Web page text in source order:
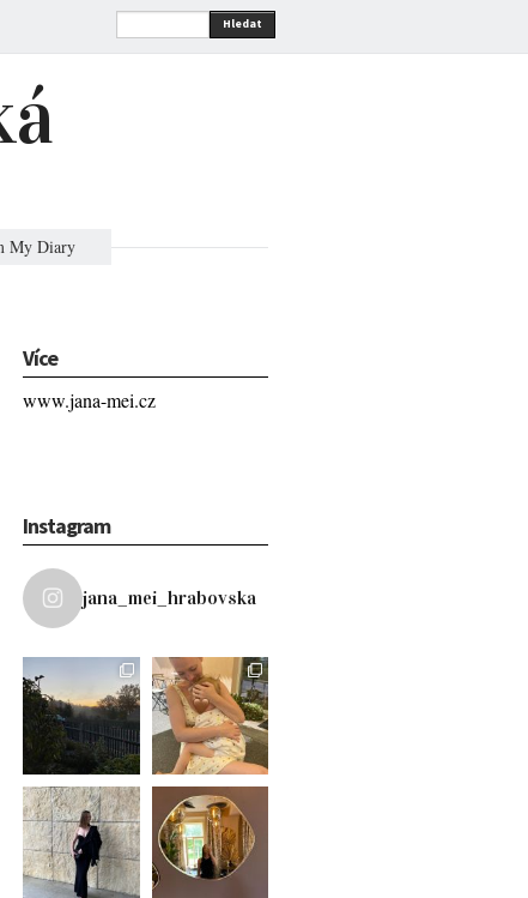
Hledat
My Diary
Více
www.jana-mei.cz
Instagram
jana_mei_hrabovska